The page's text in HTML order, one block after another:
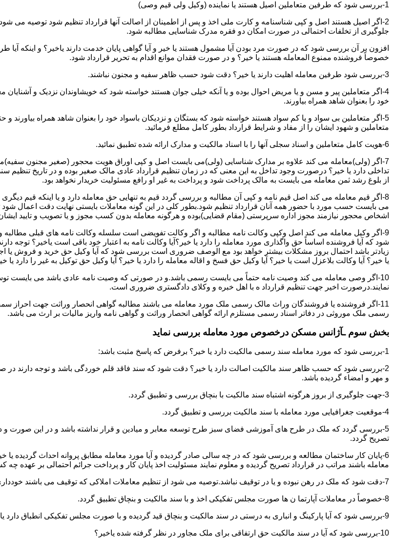
1-بررسی شود که طرفین متعاملین اصیل هستند یا نماینده (وکیل ولی قیم وصی)
2-اگر اصیل هستند اصل و کپی شناسنامه و کارت ملی اخذ و پس از اطمینان از اصالت آنها قرارداد تنظیم شود توصیه می
جلوگیری از تخلفات احتمالی در صورت امکان دو فقره مدرک شناسایی مطالبه شود.
افزون بر آن بررسی شود که در صورت مرد بودن آیا مشمول هستند یا خیر و آیا گواهی پایان خدمت دارند یاخیر؟ و اینکه آیا
خصوصاً فروشنده ممنوع المعامله هستند یا خیر؟ و در صورت فقدان موانع اقدام به تحریر قرارداد شود.
3-بررسی شود طرفین معامله اهلیت دارند یا خیر؟ دقت شود حسب ظاهر سفیه و مجنون نباشند.
4-اگر متعاملین پیر و مسن و یا مریض احوال بوده و یا آنکه خیلی جوان هستند خواسته شود که خویشاوندان نزدیک و آشنایان
خود را بعنوان شاهد همراه بیاورند.
5-اگر متعاملین بی سواد و یا کم سواد هستند خواسته شود که بستگان و نزدیکان باسواد خود را بعنوان شاهد همراه بیاورند و
متعاملین و شهود ایشان را از مفاد و شرایط قرارداد بطور کامل مطلع فرمائید.
6-هویت کامل متعاملین و اسناد سجلی آنها را با اسناد مالکیت و مدارک ارائه شده تطبیق نمائید.
7-اگر (ولی)معامله می کند علاوه بر مدارک شناسایی (ولی)می بایست اصل و کپی اوراق هویت محجور (صغیر مجنون
تداخلی دارد یا خیر؟ درصورت وجود تداخل به این معنی که در زمان تنظیم قرارداد عادی مالک صغیر بوده و در تاریخ
از بلوغ رشد ثمن معامله می بایست به مالک پرداخت شود و پرداخت به غیر او رافع مسئولیت خریدار نخواهد بود.
8-اگر قیم معامله می کند اصل قیم نامه و کپی آن مطالبه و بررسی گردد قیم به تنهایی حق معامله دارد و یا اینکه قیم
می بایست حسب مورد با حضور همه آنان قرارداد تنظیم شود.بطور کلی در این گونه معاملات بایستی نهایت دقت اعمال شود
اشخاص محجور نیازمند مجوز اداره سرپرستی (مقام قضایی)بوده و هرگونه معامله بدون کسب مجوز و یا تصویب و تایید ایشان
9-اگر وکیل معامله می کند اصل وکپی وکالت نامه مطالبه و اگر وکالت تفویضی است سلسله وکالت نامه های قبلی مطالبه
شود که آیا فروشنده اساساً حق واگذاری مورد معامله را دارد یا خیر؟آیا وکالت نامه به اعتبار خود باقی است یاخیر؟ توجه
زیادتر باشد احتمال بروز مشکلات بیشتر خواهد بود مع الوصف ضروری است بررسی شود که آیا وکیل حق خرید و فروش یا
یا خیر؟ آیا وکالت بلاعزل است یا خیر؟ آیا وکیل حق فسخ و اقاله معامله را دارد یا خیر؟ آیا وکیل حق توکیل به غیر را دارد
10-اگر وصی معامله می کند وصیت نامه حتماً می بایست رسمی باشد.و در صورتی که وصیت نامه عادی باشد می بایست
نمایند.درصورت اخیر جهت تنظیم قرارداد ه با اهل خبره و وکلای دادگستری ضروری است.
11-اگر فروشنده یا فروشندگان وراث مالک رسمی ملک مورد معامله می باشند مطالبه گواهی انحصار وراثت جهت احراز
رسمی ملک موروثی در دفاتر اسناد رسمی مستلزم ارائه گواهی انحصار وراثت و گواهی نامه واریز مالیات بر ارث می باشد.
بخش سوم ـآژانس مسکن درخصوص مورد معامله بررسی نماید
1-بررسی شود که مورد معامله سند رسمی مالکیت دارد یا خیر؟ برفرض که پاسخ مثبت باشد:
2-بررسی شود که حسب ظاهر سند مالکیت اصالت دارد یا خیر؟ دقت شود که سند فاقد قلم خوردگی باشد و توجه دارند
و مهر و امضاء گردیده باشد.
3-جهت جلوگیری از بروز هرگونه اشتباه سند مالکیت با بنچاق بررسی و تطبیق گردد.
4-موقعیت جغرافیایی مورد معامله با سند مالکیت بررسی و تطبیق گردد.
5-بررسی گردد که ملک در طرح های آموزشی فضای سبز طرح توسعه معابر و میادین و قرار نداشته باشد و در این صورت و در
تصریح گردد.
6-پایان کار ساختمان مطالعه و بررسی شود که در چه سالی صادر گردیده و آیا مورد معامله مطابق پروانه احداث گردیده
معامله باشند مراتب در قرارداد تصریح گردیده و معلوم نمایند مسئولیت اخذ پایان کار و پرداخت جرائم احتمالی بر عهده
7-دقت شود که ملک در رهن نبوده و یا در توقیف نباشد.توصیه می شود از تنظیم معاملات املاکی که توقیف می باشند خودداری نموده و انجام معامله را منوط به رفع توقیف و فک رهن نمائید.
8-خصوصاً در معاملات آپارتما ن ها صورت مجلس تفکیکی اخذ و با سند مالکیت و بنچاق تطبیق گردد.
9-بررسی شود که آیا پارکینگ و انباری به درستی در سند مالکیت و بنچاق قید گردیده و با صورت مجلس تفکیکی انطباق دارد یا خیر؟
10-بررسی شود که آیا در سند مالکیت حق ارتفاقی برای ملک مجاور در نظر گرفته شده یاخیر؟